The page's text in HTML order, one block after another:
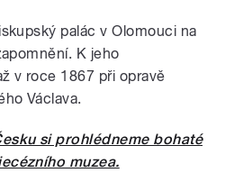
palác v Olomouci na
K jeho
v roce 1867 při opravě
Václava.
si prohlédneme bohaté
muzea.